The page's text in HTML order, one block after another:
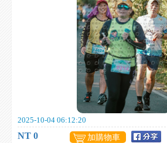
2025-10-04 06:12:20
NT 0 加購物車